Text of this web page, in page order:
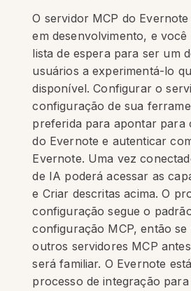
O servidor MCP do
em desenvolvimento, e
lista de espera para ser um
usuários a experimentá-lo
disponível. Configurar o
configuração de sua
preferida para apontar para
do Evernote e autenticar
Evernote. Uma vez
de IA poderá acessar as
e Criar descritas acima. O
configuração segue o
configuração MCP, então se
outros servidores MCP
será familiar. O Evernote
processo de integração para